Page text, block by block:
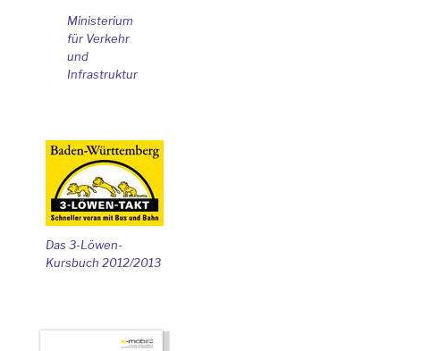
Ministerium
für Verkehr
und
Infrastruktur
Das 3-Löwen-
Kursbuch 2012/2013